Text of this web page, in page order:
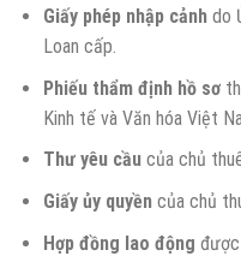
Giấy phép nhập cảnhdo
Loan cấp.
Phiếu thẩm định hồ sơ
Kinh tế và Văn hóa Việt
Thư yêu cầucủa chủ
Giấy ủy quyềncủa chủ
Hợp đồng lao động